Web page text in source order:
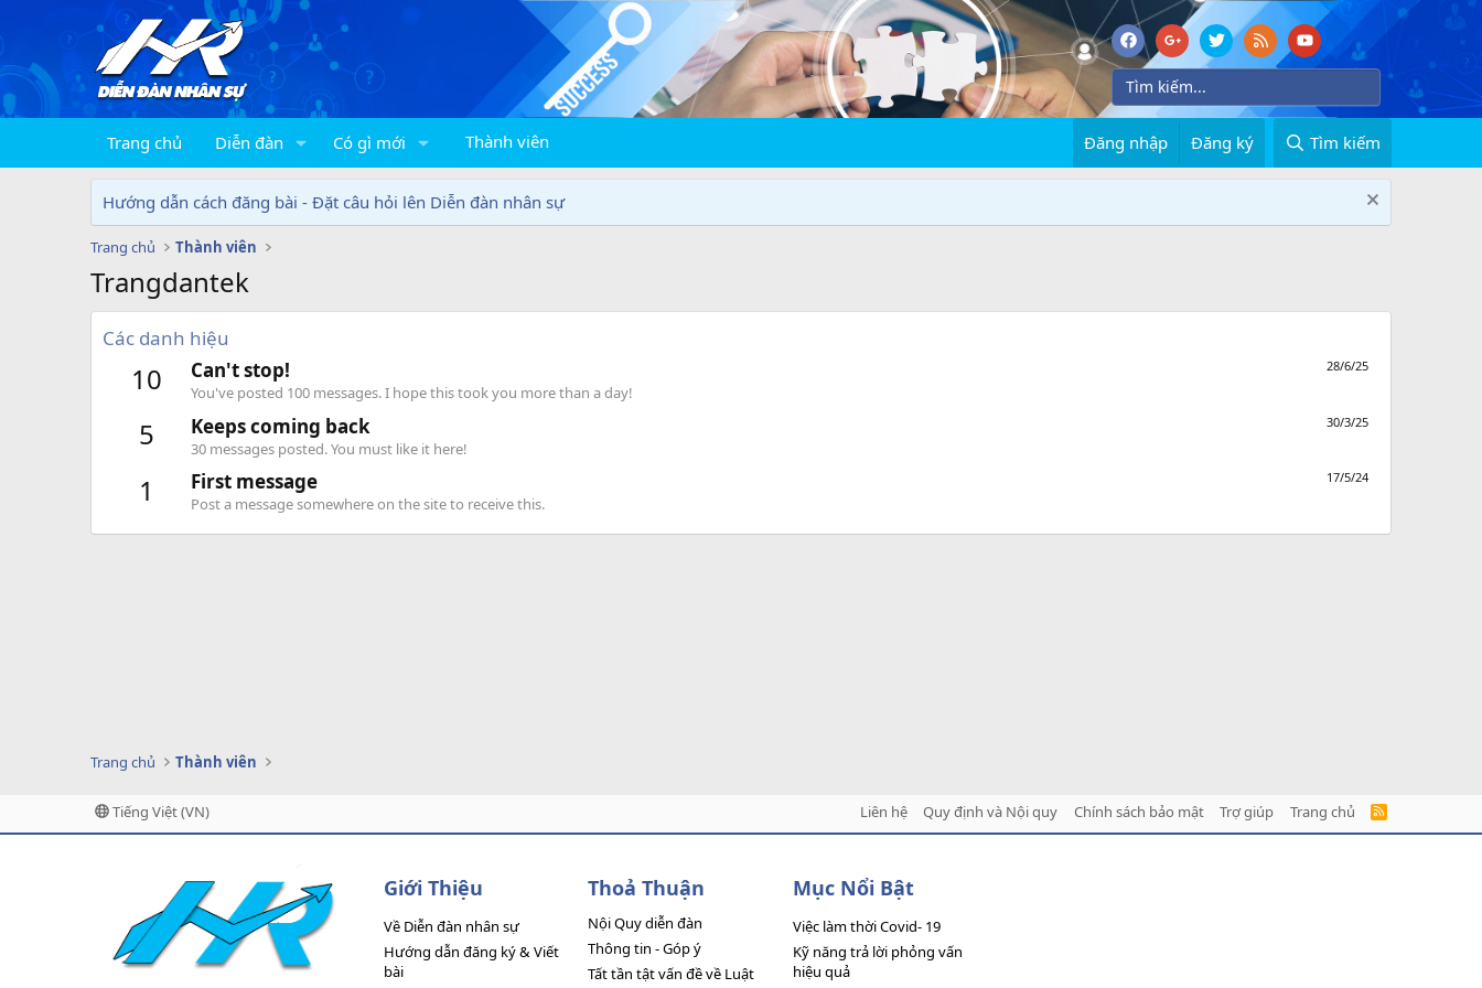
Trang chủ Diễn đàn Có gì mới Thành viên Đăng nhập Đăng ký Tìm kiếm
Hướng dẫn cách đăng bài - Đặt câu hỏi lên Diễn đàn nhân sự
Trang chủ Thành viên
Trangdantek
Các danh hiệu
10 28/6/25
Can't stop!
You've posted 100 messages. I hope this took you more than a day!
5 30/3/25
Keeps coming back
30 messages posted. You must like it here!
1 17/5/24
First message
Post a message somewhere on the site to receive this.
Trang chủ Thành viên
Tiếng Việt (VN) Liên hệ Quy định và Nội quy Chính sách bảo mật Trợ giúp Trang chủ
R
S
Giới Thiệu
Về Diễn đàn nhân sự
Hướng dẫn đăng ký & Viết
bài
Thoả Thuận
Nội Quy diễn đàn
Thông tin - Góp ý
Tất tần tật vấn đề về Luật
Mục Nổi Bật
Việc làm thời Covid- 19
Kỹ năng trả lời phỏng vấn
hiệu quả